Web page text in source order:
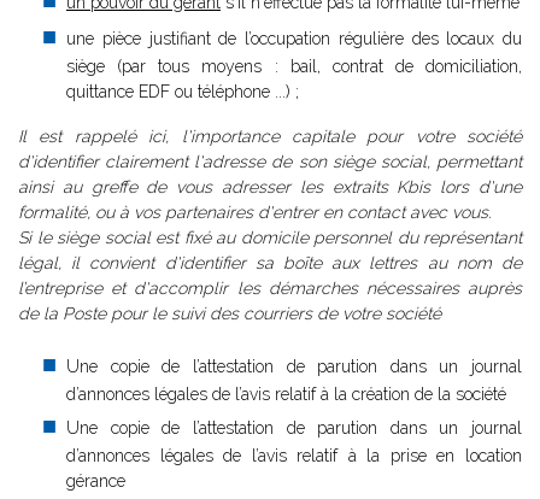
une pièce justifiant de l’occupation régulière des locaux du
siège (par tous moyens : bail, contrat de domiciliation,
quittance EDF ou téléphone ...) ;
Il est rappelé ici, l'importance capitale pour votre société
d'identifier clairement l'adresse de son siège social, permettant
ainsi au greffe de vous adresser les extraits Kbis lors d'une
formalité, ou à vos partenaires d'entrer en contact avec vous.
Si le siège social est fixé au domicile personnel du représentant
légal, il convient d'identifier sa boîte aux lettres au nom de
l’entreprise et d'accomplir les démarches nécessaires auprès
de la Poste pour le suivi des courriers de votre société
Une copie de l’attestation de parution dans un journal
d’annonces légales de l’avis relatif à la création de la société
Une copie de l’attestation de parution dans un journal
d’annonces légales de l’avis relatif à la prise en location
gérance